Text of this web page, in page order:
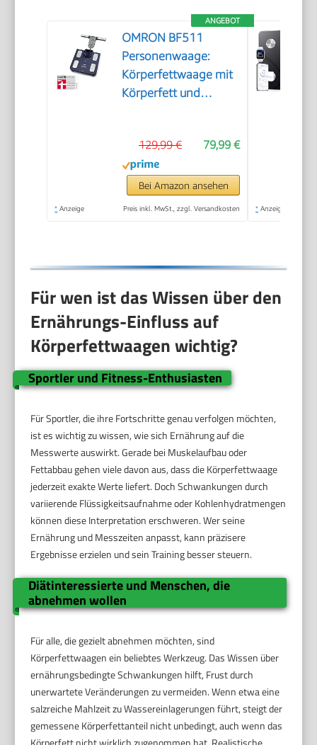
ANGEBOT
OMRON BF511
Personenwaage:
Körperfettwaage mit
Körperfett und
79,99 €
129,99 €
Bei Amazon ansehen
* Anzeige Preis inkl. MwSt., zzgl. Versandkosten * Anzeige
Für wen ist das Wissen über den
Ernährungs-Einfluss auf
Körperfettwaagen wichtig?
Sportler und Fitness-Enthusiasten
Für Sportler, die ihre Fortschritte genau verfolgen möchten,
ist es wichtig zu wissen, wie sich Ernährung auf die
Messwerte auswirkt. Gerade bei Muskelaufbau oder
Fettabbau gehen viele davon aus, dass die Körperfettwaage
jederzeit exakte Werte liefert. Doch Schwankungen durch
variierende Flüssigkeitsaufnahme oder Kohlenhydratmengen
können diese Interpretation erschweren. Wer seine
Ernährung und Messzeiten anpasst, kann präzisere
Ergebnisse erzielen und sein Training besser steuern.
Diätinteressierte und Menschen, die
abnehmen wollen
Für alle, die gezielt abnehmen möchten, sind
Körperfettwaagen ein beliebtes Werkzeug. Das Wissen über
ernährungsbedingte Schwankungen hilft, Frust durch
unerwartete Veränderungen zu vermeiden. Wenn etwa eine
salzreiche Mahlzeit zu Wassereinlagerungen führt, steigt der
gemessene Körperfettanteil nicht unbedingt, auch wenn das